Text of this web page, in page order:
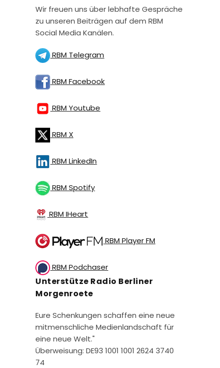
Wir freuen uns über lebhafte Gespräche
zu unseren Beiträgen auf dem RBM
Social Media Kanälen.
RBM Telegram
RBM Facebook
RBM Youtube
RBM X
RBM LinkedIn
RBM Spotify
RBM IHeart
RBM Player FM
RBM Podchaser
Unterstütze Radio Berliner
Morgenroete
Eure Schenkungen schaffen eine neue
mitmenschliche Medienlandschaft für
eine neue Welt."
Überweisung: DE93 1001 1001 2624 3740
74